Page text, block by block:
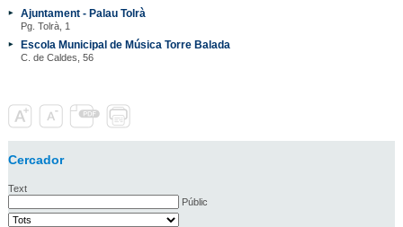
Ajuntament - Palau Tolrà
Pg. Tolrà, 1
Escola Municipal de Música Torre Balada
C. de Caldes, 56
Cercador
Text
Públic